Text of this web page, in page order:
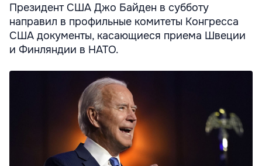
Президент США Джо Байден в субботу
направил в профильные комитеты Конгресса
США документы, касающиеся приема Швеции
и Финляндии в НАТО.